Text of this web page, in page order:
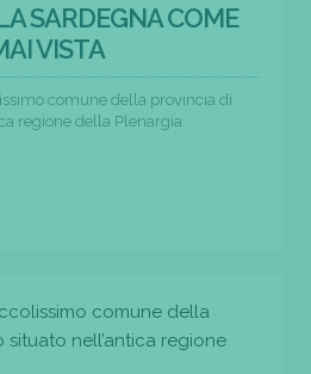
SARDEGNA COME
VISTA
comune della provincia di
regione della Plenargia.
comune della
situato nell’antica regione